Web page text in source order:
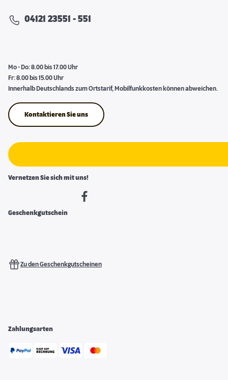
04121 23551 - 551
Mo - Do: 8.00 bis 17.00 Uhr
Fr: 8.00 bis 15.00 Uhr
Innerhalb Deutschlands zum Ortstarif, Mobilfunkkosten können abweichen.
Kontaktieren Sie uns
Vernetzen Sie sich mit uns!
Geschenkgutschein
Zu den Geschenkgutscheinen
Zahlungsarten